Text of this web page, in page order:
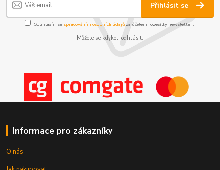
Přihlásit se
Souhlasím se zpracováním osobních údajůza účelem rozesílky newsletteru.
Můžete se kdykoli odhlásit.
Informace pro zákazníky
O nás